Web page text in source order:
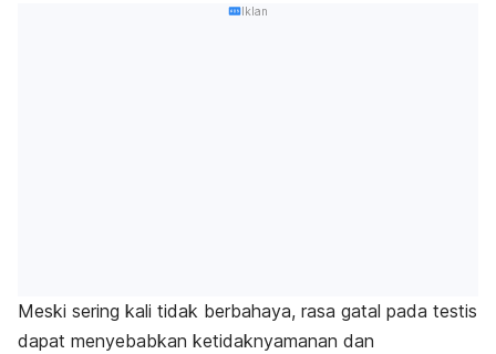
Iklan
Meski sering kali tidak berbahaya, rasa gatal pada testis
dapat menyebabkan ketidaknyamanan dan